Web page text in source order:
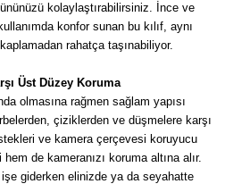
kolaylaştırabilirsiniz. İnce ve
konfor sunan bu kılıf, aynı
rahatça taşınabiliyor.
Üst Düzey Koruma
olmasına rağmen sağlam yapısı
çiziklerden ve düşmelere karşı
ve kamera çerçevesi koruyucu
de kameranızı koruma altına alır.
giderken elinizde ya da seyahatte